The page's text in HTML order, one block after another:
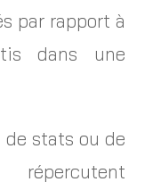
par rapport à
dans une
de stats ou de